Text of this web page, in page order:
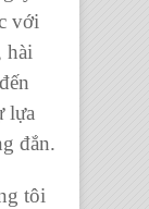
với
hài
lựa
đắn.
tôi